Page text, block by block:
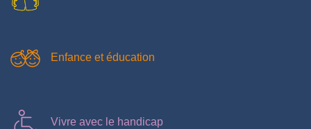
Enfance et éducation
Vivre avec le handicap